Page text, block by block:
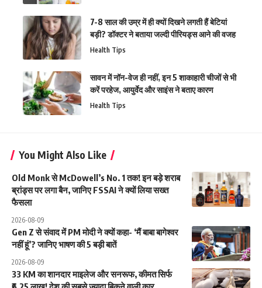
7-8 साल की उम्र में ही क्यों दिखने लगती हैं बेटियां
बड़ी? डॉक्टर ने बताया जल्दी पीरियड्स आने की वजह
Health Tips
सावन में नॉन-वेज ही नहीं, इन 5 शाकाहारी चीजों से भी
करें परहेज, आयुर्वेद और साइंस ने बताए कारण
Health Tips
You Might Also Like
Old Monk से McDowell’s No. 1 तक! इन बड़े शराब
ब्रांड्स पर लगा बैन, जानिए FSSAI ने क्यों लिया सख्त
फैसला
2026-08-09
Gen Z से संवाद में PM मोदी ने क्यों कहा- ‘मैं बाबा बागेश्वर
नहीं हूं’? जानिए भाषण की 5 बड़ी बातें
2026-08-09
33 KM का शानदार माइलेज और सनरूफ, कीमत सिर्फ